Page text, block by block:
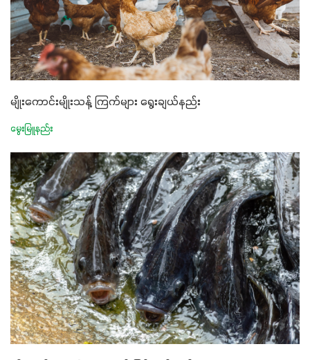
မျိုးကောင်းမျိုးသန့် ကြက်များ ရွေးချယ်နည်း
မွေးမြူနည်း